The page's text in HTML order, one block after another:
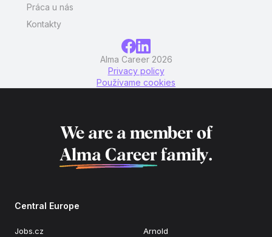
Práca u nás
Kontakty
Alma Career 2026
Privacy policy
Používame cookies
We are a member of
Alma Career family.
Central Europe
Jobs.cz
Arnold